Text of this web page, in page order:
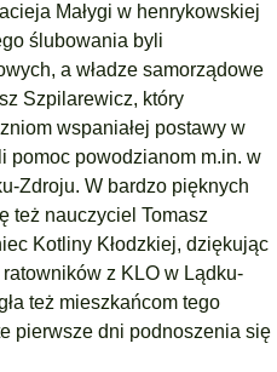
Małygi w henrykowskiej
ślubowania byli
a władze samorządowe
Szpilarewicz, który
wspaniałej postawy w
pomoc powodzianom m.in. w
Zdroju. W bardzo pięknych
też nauczyciel Tomasz
Kotliny Kłodzkiej, dziękując
z KLO w Lądku-
też mieszkańcom tego
pierwsze dni podnoszenia się